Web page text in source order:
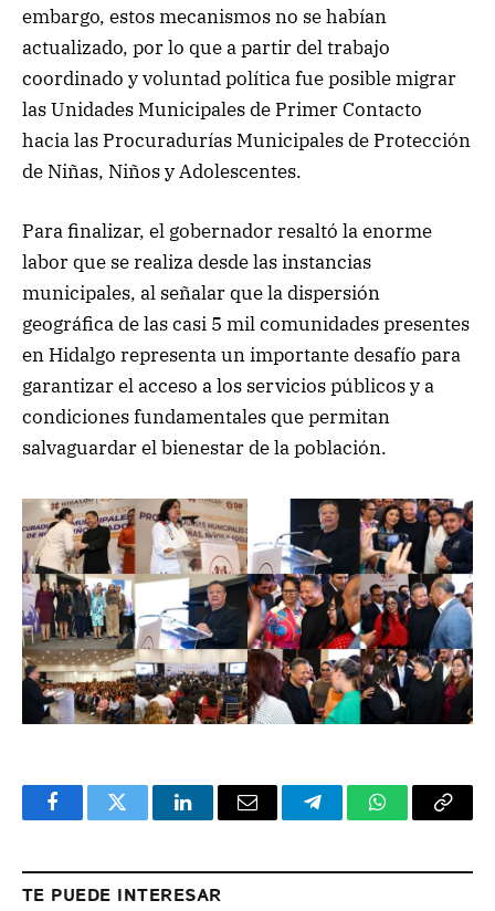
embargo, estos mecanismos no se habían
actualizado, por lo que a partir del trabajo
coordinado y voluntad política fue posible migrar
las Unidades Municipales de Primer Contacto
hacia las Procuradurías Municipales de Protección
de Niñas, Niños y Adolescentes.
Para finalizar, el gobernador resaltó la enorme
labor que se realiza desde las instancias
municipales, al señalar que la dispersión
geográfica de las casi 5 mil comunidades presentes
en Hidalgo representa un importante desafío para
garantizar el acceso a los servicios públicos y a
condiciones fundamentales que permitan
salvaguardar el bienestar de la población.
FacebookTwitter LinkedInEmail TelegramWhatsApp
Copy
TE PUEDE INTERESAR